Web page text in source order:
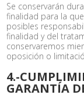
Se conservarán
finalidad para la
posibles
finalidad y del
conservaremos
oposición o
4.-
GARANTÍA